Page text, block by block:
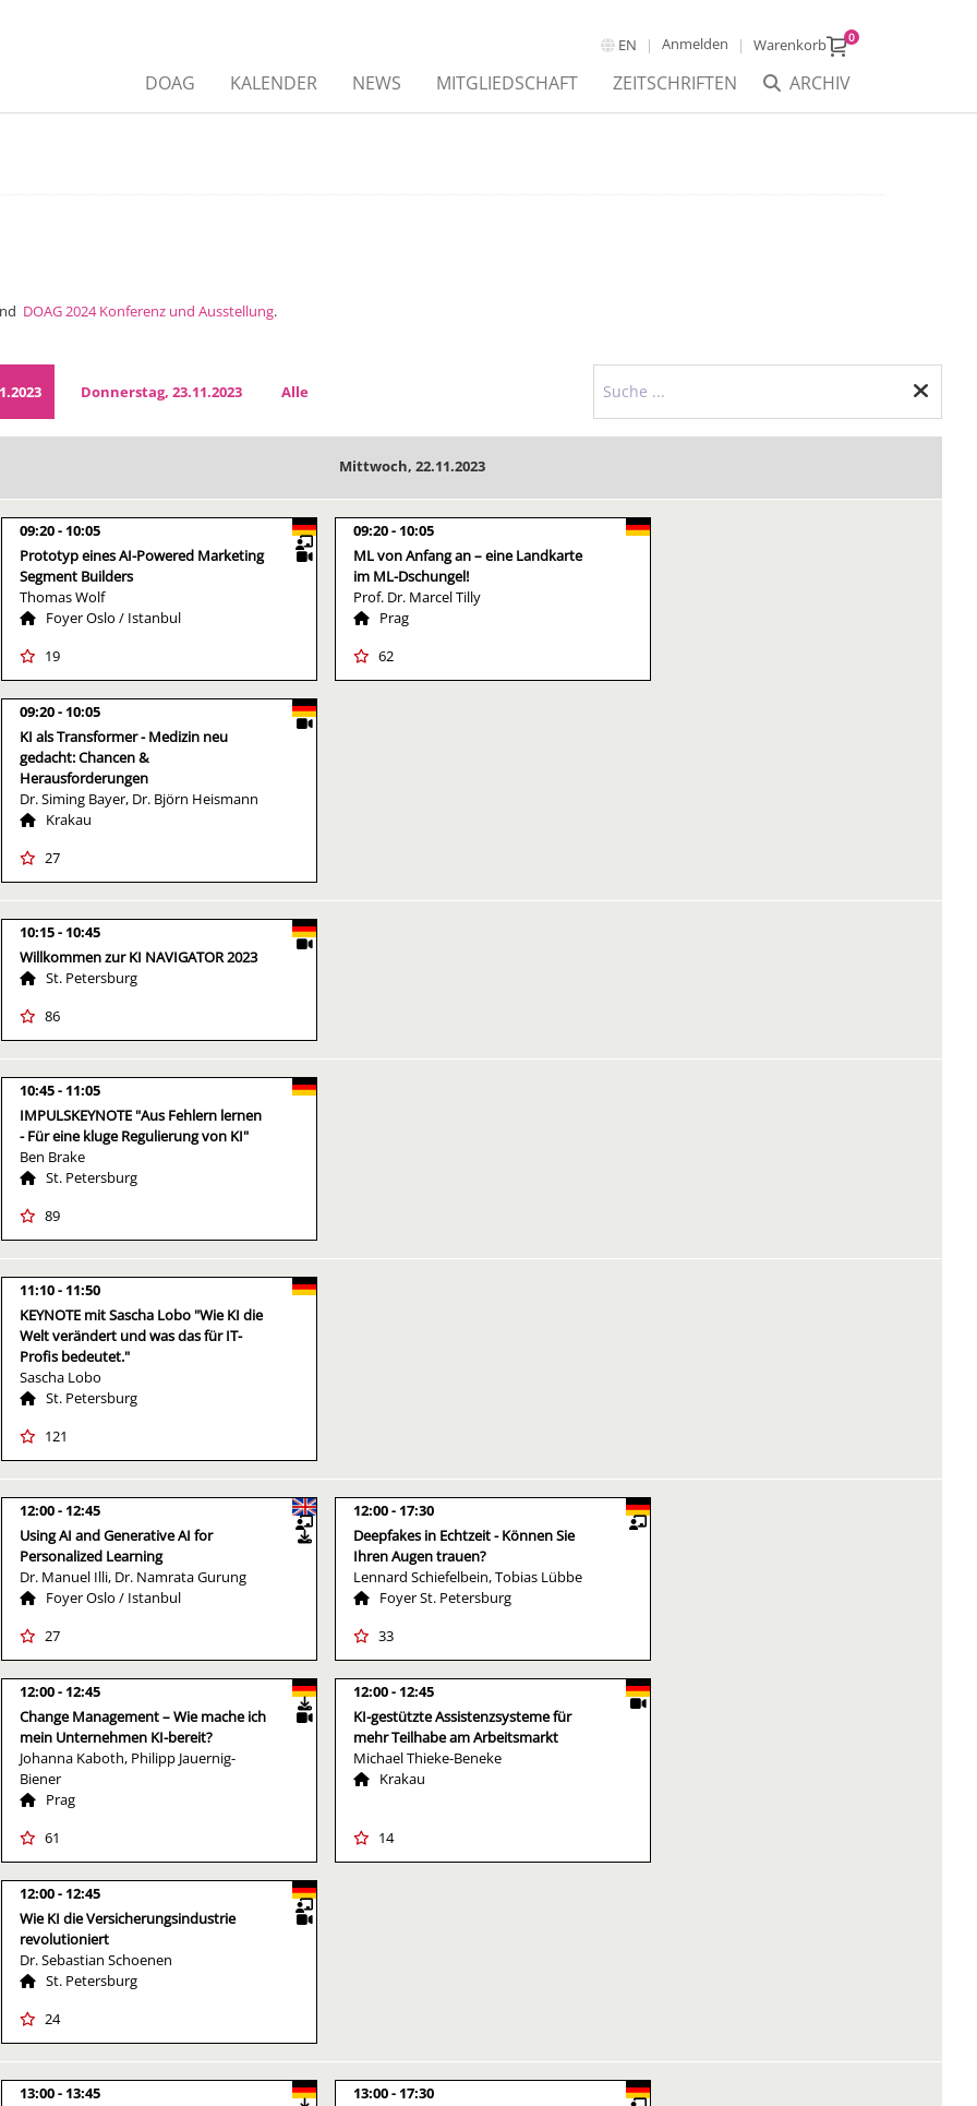
EN Anmelden Warenkorb 0
ARCHIV
DOAG KALENDER NEWS MITGLIEDSCHAFT ZEITSCHRIFTEN
DOAG 2024 Konferenz und Ausstellung.
Donnerstag, 23.11.2023 Alle
Mittwoch, 22.11.2023
09:20
10:05
Prototyp eines AI-Powered Marketing
Segment Builders
Thomas Wolf
Foyer Oslo / Istanbul
19
09:20
10:05
ML von Anfang an – eine Landkarte
im ML-Dschungel!
Prof. Dr. Marcel Tilly
Prag
62
09:20
10:05
KI als Transformer - Medizin neu
gedacht: Chancen &
Herausforderungen
Dr. Siming Bayer, Dr. Björn Heismann
Krakau
27
10:15
10:45
Willkommen zur KI NAVIGATOR 2023
St. Petersburg
86
10:45
11:05
IMPULSKEYNOTE "Aus Fehlern lernen
- Für eine kluge Regulierung von KI"
Ben Brake
St. Petersburg
89
11:10
11:50
KEYNOTE mit Sascha Lobo "Wie KI die
Welt verändert und was das für IT-
Profis bedeutet."
Sascha Lobo
St. Petersburg
121
12:00
12:45
Using AI and Generative AI for
Personalized Learning
Dr. Manuel Illi, Dr. Namrata Gurung
Foyer Oslo / Istanbul
27
12:00
17:30
Deepfakes in Echtzeit - Können Sie
Ihren Augen trauen?
Lennard Schiefelbein, Tobias Lübbe
Foyer St. Petersburg
33
12:00
12:45
Change Management – Wie mache ich
mein Unternehmen KI-bereit?
Johanna Kaboth, Philipp Jauernig-
Biener
Prag
61
12:00
12:45
KI-gestützte Assistenzsysteme für
mehr Teilhabe am Arbeitsmarkt
Michael Thieke-Beneke
Krakau
14
12:00
12:45
Wie KI die Versicherungsindustrie
revolutioniert
Dr. Sebastian Schoenen
St. Petersburg
24
13:00
13:45
13:00
17:30